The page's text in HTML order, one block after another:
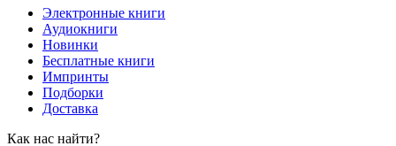
Электронные книги
Аудиокниги
Новинки
Бесплатные книги
Импринты
Подборки
Доставка
Как нас найти?